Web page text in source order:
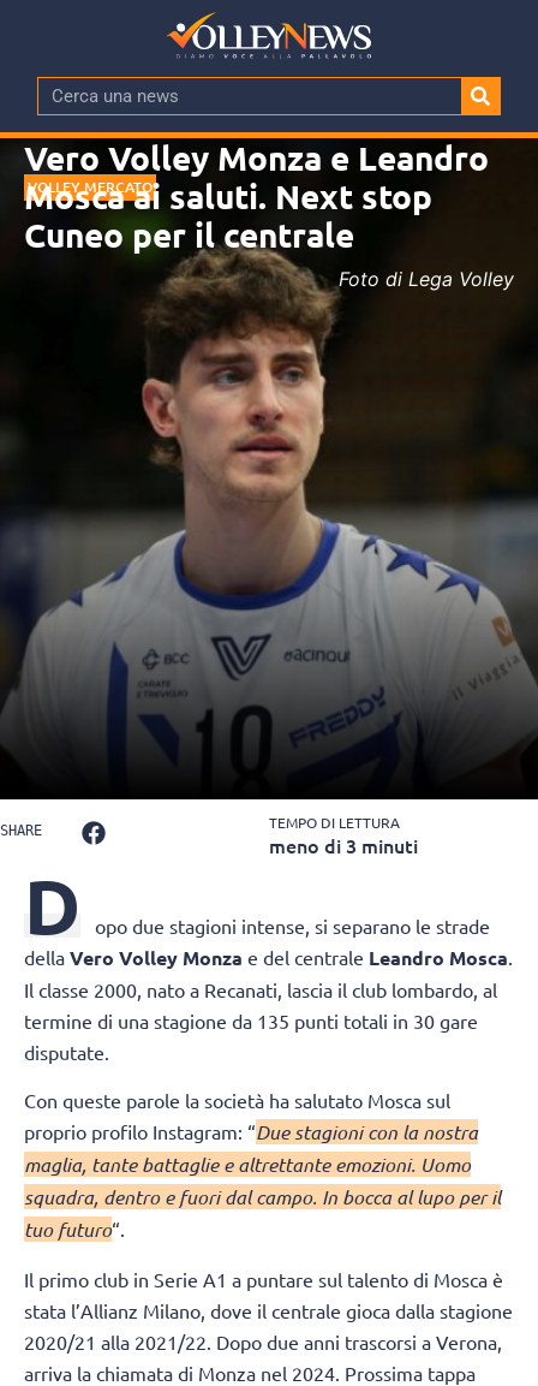
VOLLEY MERCATO
Vero Volley Monza e Leandro
Mosca ai saluti. Next stop
Cuneo per il centrale
Foto di Lega Volley
SHARE TEMPO DI LETTURA
meno di 3 minuti
D
opo due stagioni intense, si separano le strade
della Vero Volley Monza e del centrale Leandro Mosca.
Il classe 2000, nato a Recanati, lascia il club lombardo, al
termine di una stagione da 135 punti totali in 30 gare
disputate.
Con queste parole la società ha salutato Mosca sul
proprio profilo Instagram: “Due stagioni con la nostra
maglia, tante battaglie e altrettante emozioni. Uomo
squadra, dentro e fuori dal campo. In bocca al lupo per il
tuo futuro“.
Il primo club in Serie A1 a puntare sul talento di Mosca è
stata l’Allianz Milano, dove il centrale gioca dalla stagione
2020/21 alla 2021/22. Dopo due anni trascorsi a Verona,
arriva la chiamata di Monza nel 2024. Prossima tappa